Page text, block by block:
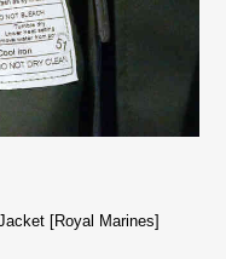
[Royal Marines]